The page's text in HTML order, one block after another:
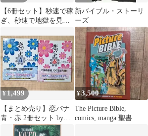
【6冊セット】秒速で稼
ぎ、秒速で地獄を見た
獄」完全網羅セット
新バイブル・ストーリ
ーズ
¥1,499
【まとめ売り】恋バナ
青・赤 2冊セット by
Yoshi
¥3,500
The Picture Bible,
comics, manga 聖書